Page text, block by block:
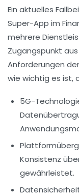
Ein aktuelles
Super-App im
mehrere
Zugangspunkt
Anforderungen
wie wichtig es ist,
5G-
Konsistenz
gewährleistet.